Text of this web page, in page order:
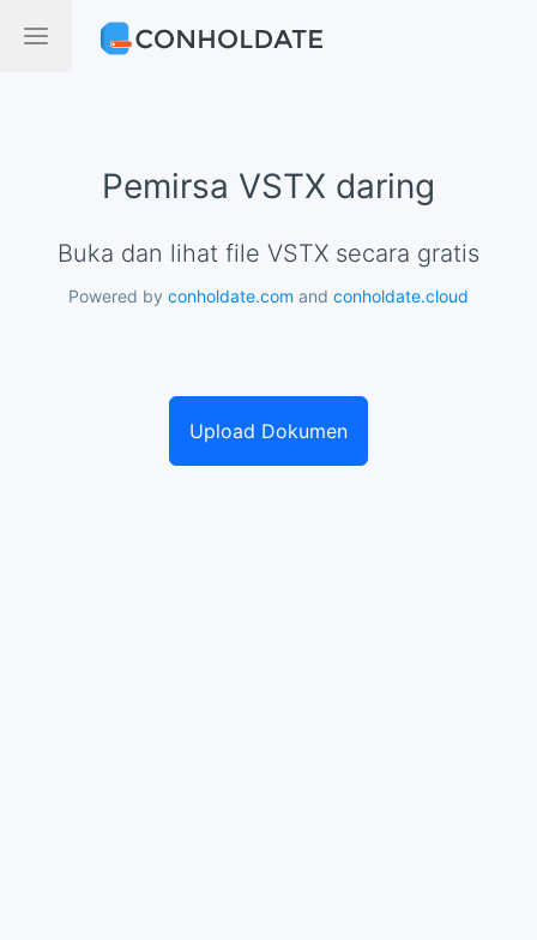
Pemirsa VSTX daring
Buka dan lihat file VSTX secara gratis
Powered by conholdate.com and conholdate.cloud
Upload Dokumen